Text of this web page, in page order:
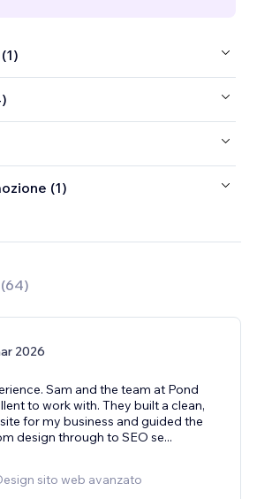
(1)
(64)
2026
Sam and the team at Pond
to work with. They built a clean,
for my business and guided the
design through to SEO se...
sito web avanzato